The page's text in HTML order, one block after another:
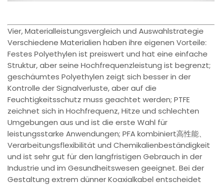
Vier, Materialleistungsvergleich und Auswahlstrategie
Verschiedene Materialien haben ihre eigenen Vorteile:
Festes Polyethylen ist preiswert und hat eine einfache
Struktur, aber seine Hochfrequenzleistung ist begrenzt;
geschäumtes Polyethylen zeigt sich besser in der
Kontrolle der Signalverluste, aber auf die
Feuchtigkeitsschutz muss geachtet werden; PTFE
zeichnet sich in Hochfrequenz, Hitze und schlechten
Umgebungen aus und ist die erste Wahl für
leistungsstarke Anwendungen; PFA kombiniert高性能、
Verarbeitungsflexibilität und Chemikalienbeständigkeit
und ist sehr gut für den langfristigen Gebrauch in der
Industrie und im Gesundheitswesen geeignet. Bei der
Gestaltung extrem dünner Koaxialkabel entscheidet